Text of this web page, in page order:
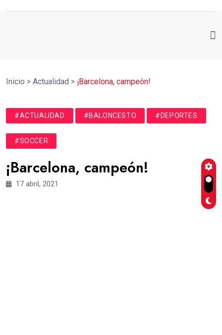
Inicio > Actualidad > ¡Barcelona, campeón!
#ACTUALIDAD #BALONCESTO #DEPORTES
#SOCCER
¡Barcelona, campeón!
17 abril, 2021